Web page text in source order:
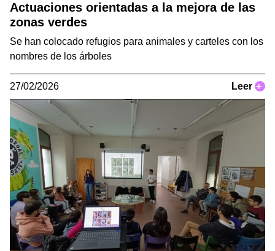
Actuaciones orientadas a la mejora de las
zonas verdes
Se han colocado refugios para animales y carteles con los
nombres de los árboles
27/02/2026 Leer +